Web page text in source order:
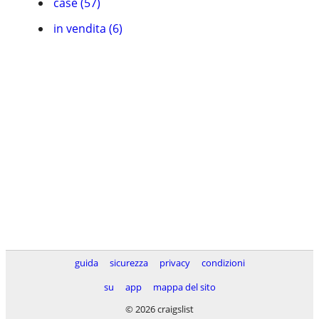
in vendita (6)
guida sicurezza privacy
condizioni
su
app
mappa del sito
© 2026 craigslist